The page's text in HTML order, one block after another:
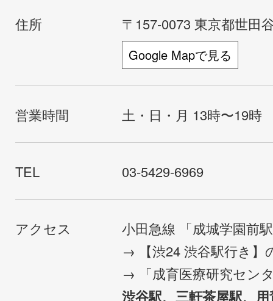
住所 〒157-0073 東京都世田
Google Mapで見る
営業時間 土・日・月 13時〜19時
TEL 03-5429-6969
アクセス
小田急線 「成城学園前
→ 【渋24 渋谷駅行き】
→ 「成育医療研究セン
渋谷駅、三軒茶屋駅、